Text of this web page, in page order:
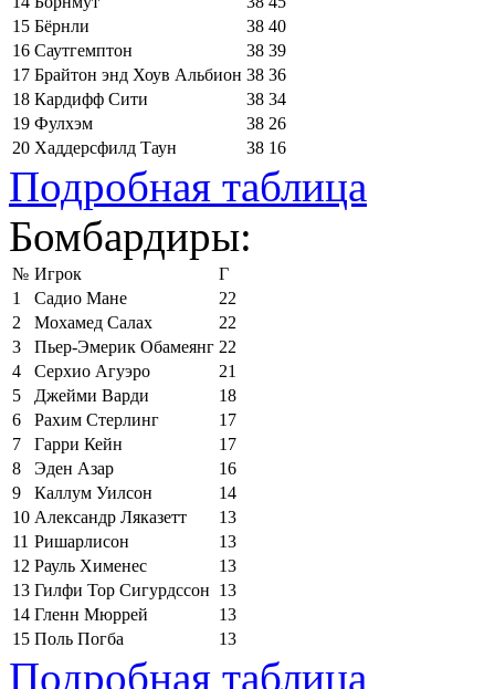
15 Бёрнли 38 40
16 Саутгемптон 38 39
17 Брайтон энд Хоув Альбион 38 36
18 Кардифф Сити 38 34
19 Фулхэм 38 26
20 Хаддерсфилд Таун 38 16
Подробная таблица
Бомбардиры:
№ Игрок
Г
1
Садио Мане
22
2
Мохамед Салах
22
3
Пьер-Эмерик Обамеянг 22
4
Серхио Агуэро
21
5
Джейми Варди
18
6
Рахим Стерлинг
17
7
Гарри Кейн
17
8
Эден Азар
16
9
Каллум Уилсон
14
10 Александр Ляказетт
13
11 Ришарлисон
13
12 Рауль Хименес
13
13 Гилфи Тор Сигурдссон 13
14 Гленн Мюррей
13
15 Поль Погба 13
Подробная таблица